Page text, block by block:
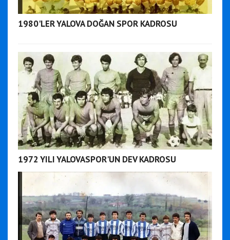
1980'LER YALOVA DOĞAN SPOR KADROSU
1972 YILI YALOVASPOR'UN DEV KADROSU